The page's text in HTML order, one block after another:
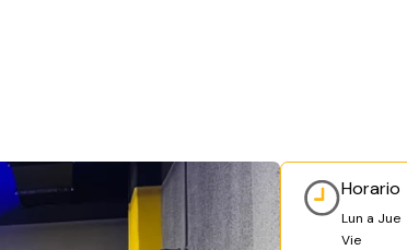
Horario
Lun a Jue
Vie